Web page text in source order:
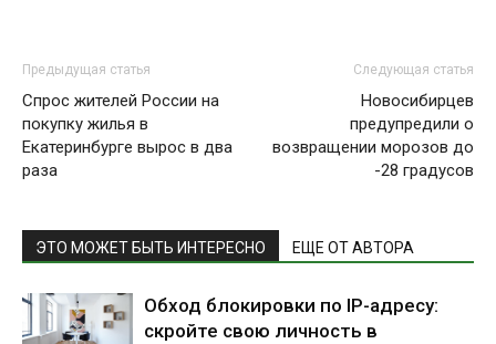
Предыдущая статья
Спрос жителей России на
покупку жилья в
Екатеринбурге вырос в два
раза
Следующая статья
Новосибирцев
предупредили о
возвращении морозов до
-28 градусов
ЭТО МОЖЕТ БЫТЬ ИНТЕРЕСНО ЕЩЕ ОТ АВТОРА
Обход блокировки по IP-адресу:
скройте свою личность в